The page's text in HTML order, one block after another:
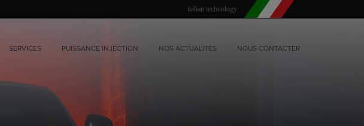
italian technology
SERVICES PUISSANCE INJECTION NOS ACTUALITÉS NOUS CONTACTER